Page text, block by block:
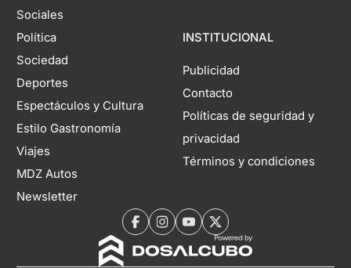
Sociales
Política
Sociedad
Deportes
Espectáculos y Cultura
Estilo Gastronomía
Viajes
MDZ Autos
Newsletter
INSTITUCIONAL
Publicidad
Contacto
Políticas de seguridad y
privacidad
Términos y condiciones